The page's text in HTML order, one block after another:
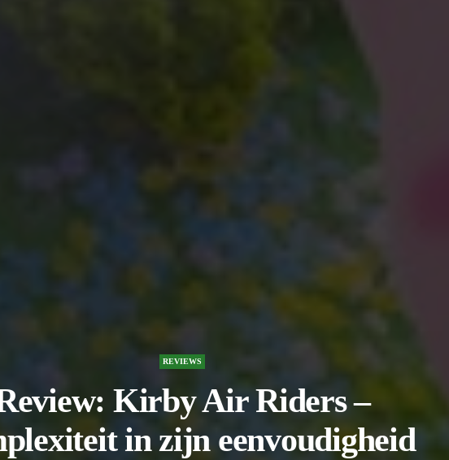
REVIEWS
Kirby Air Riders –
in zijn eenvoudigheid